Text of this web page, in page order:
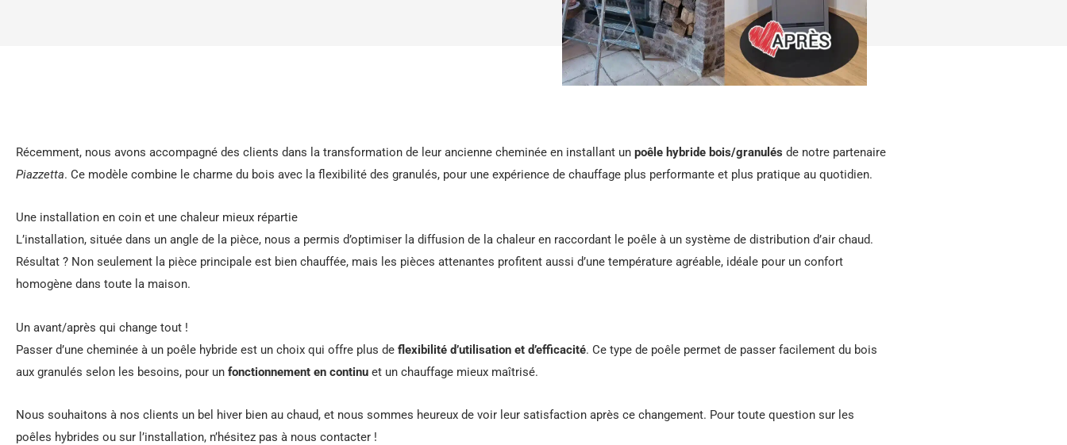
Récemment, nous avons accompagné des clients dans la transformation de leur ancienne cheminée en installant un poêle hybride bois/granulés de notre partenaire
Piazzetta. Ce modèle combine le charme du bois avec la flexibilité des granulés, pour une expérience de chauffage plus performante et plus pratique au quotidien.
Une installation en coin et une chaleur mieux répartie
L’installation, située dans un angle de la pièce, nous a permis d’optimiser la diffusion de la chaleur en raccordant le poêle à un système de distribution d’air chaud.
Résultat ? Non seulement la pièce principale est bien chauffée, mais les pièces attenantes profitent aussi d’une température agréable, idéale pour un confort
homogène dans toute la maison.
Un avant/après qui change tout !
Passer d’une cheminée à un poêle hybride est un choix qui offre plus de flexibilité d’utilisation et d’efficacité. Ce type de poêle permet de passer facilement du bois
aux granulés selon les besoins, pour un fonctionnement en continu et un chauffage mieux maîtrisé.
Nous souhaitons à nos clients un bel hiver bien au chaud, et nous sommes heureux de voir leur satisfaction après ce changement. Pour toute question sur les
poêles hybrides ou sur l’installation, n’hésitez pas à nous contacter !